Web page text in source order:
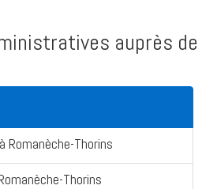
auprès de
Romanèche-Thorins
Thorins